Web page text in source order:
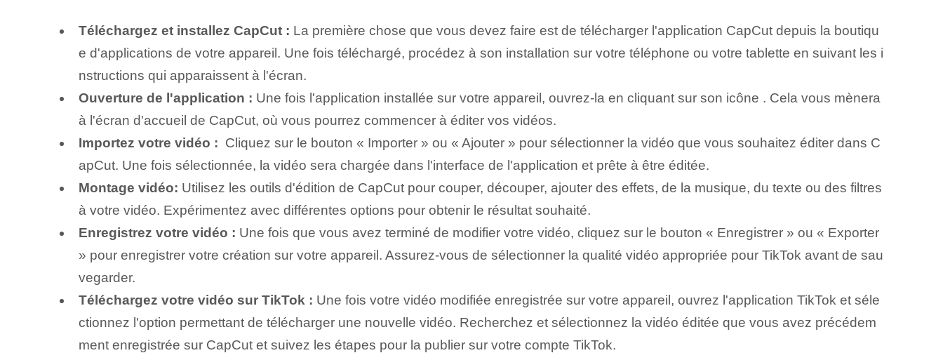
Téléchargez et installez CapCut : La première chose que vous devez faire est de télécharger l'application CapCut depuis la boutiqu
e d'applications de votre appareil. Une fois téléchargé, procédez à son installation sur votre téléphone ou votre tablette en suivant les i
nstructions qui apparaissent à l'écran.
Ouverture de l'application : Une fois l'application installée sur votre appareil, ouvrez-la en cliquant sur son icône ⁢. Cela vous mènera
à l'écran d'accueil de CapCut, où vous pourrez commencer à éditer vos vidéos.
Importez votre vidéo : ​ Cliquez sur le bouton « Importer » ou « Ajouter » pour sélectionner la vidéo que vous souhaitez éditer dans⁤ C
apCut. Une fois sélectionnée, la vidéo sera chargée dans l'interface de l'application et prête à être éditée.
Montage vidéo: Utilisez les outils d'édition de CapCut pour couper, découper, ajouter des effets, de la musique, du texte ou des filtres
à votre vidéo. Expérimentez avec différentes options pour obtenir le résultat souhaité.
Enregistrez votre vidéo : Une fois que vous avez terminé de modifier votre vidéo, cliquez sur le bouton « Enregistrer » ou « Exporter
» pour enregistrer votre création sur votre appareil. Assurez-vous de sélectionner la qualité vidéo appropriée pour TikTok avant de sau
vegarder.
Téléchargez votre vidéo sur TikTok : Une fois votre vidéo modifiée enregistrée sur votre appareil, ouvrez l'application TikTok et séle
ctionnez l'option permettant de télécharger une nouvelle vidéo. Recherchez et sélectionnez la vidéo éditée que vous avez précédem
ment enregistrée sur CapCut et suivez les étapes pour la publier sur votre compte TikTok.